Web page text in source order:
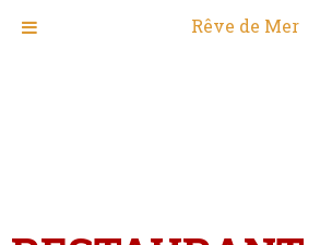
Rêve de Mer